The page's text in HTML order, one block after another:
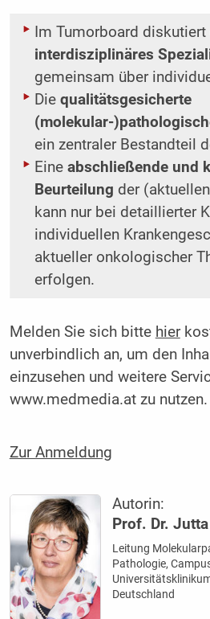
Im Tumorboard diskutiert
interdisziplinäres
gemeinsam über
Die qualitätsgesicherte
(molekular-
ein zentraler Bestandteil
Eine abschließende und
Beurteilung der
kann nur bei detaillierter
individuellen
aktueller onkologischer
erfolgen.
Melden Sie sich bitte hier
unverbindlich an, um den
einzusehen und weitere
www.medmedia.at zu nutzen.
Zur Anmeldung
Autorin:
Prof. Dr.
Leitung
Pathologie,
Deutschland